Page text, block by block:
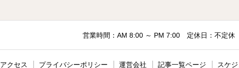
営業時間：AM 8:00 ～ PM 7:00 定休日：不定休
アクセス プライバシーポリシー 運営会社 記事一覧ページ スケ